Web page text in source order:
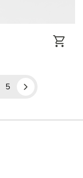
5